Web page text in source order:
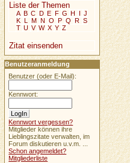
Liste der Themen
A B C D E F G H I J
K L M N O P Q R S
T U V W X Y Z
Zitat einsenden
Benutzeranmeldung
Benutzer (oder E-Mail):
Kennwort:
Kennwort vergessen?
Mitglieder können ihre
Lieblingszitate verwalten, im
Forum diskutieren u.v.m. ...
Schon angemeldet?
Mitgliederliste